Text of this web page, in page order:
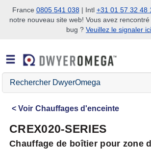
Passer à la recherche
Passer au contenu principal
Passer à la navigation
France 0805 541 038| Intl +31 01 57 32 48
notre nouveau site web! Vous avez
bug ? Veuillez le signaler ici.
Rechercher
DwyerOmega
Voir Chauffages d'enceinte
CREX020-SERIES
Chauffage de boîtier pour zone